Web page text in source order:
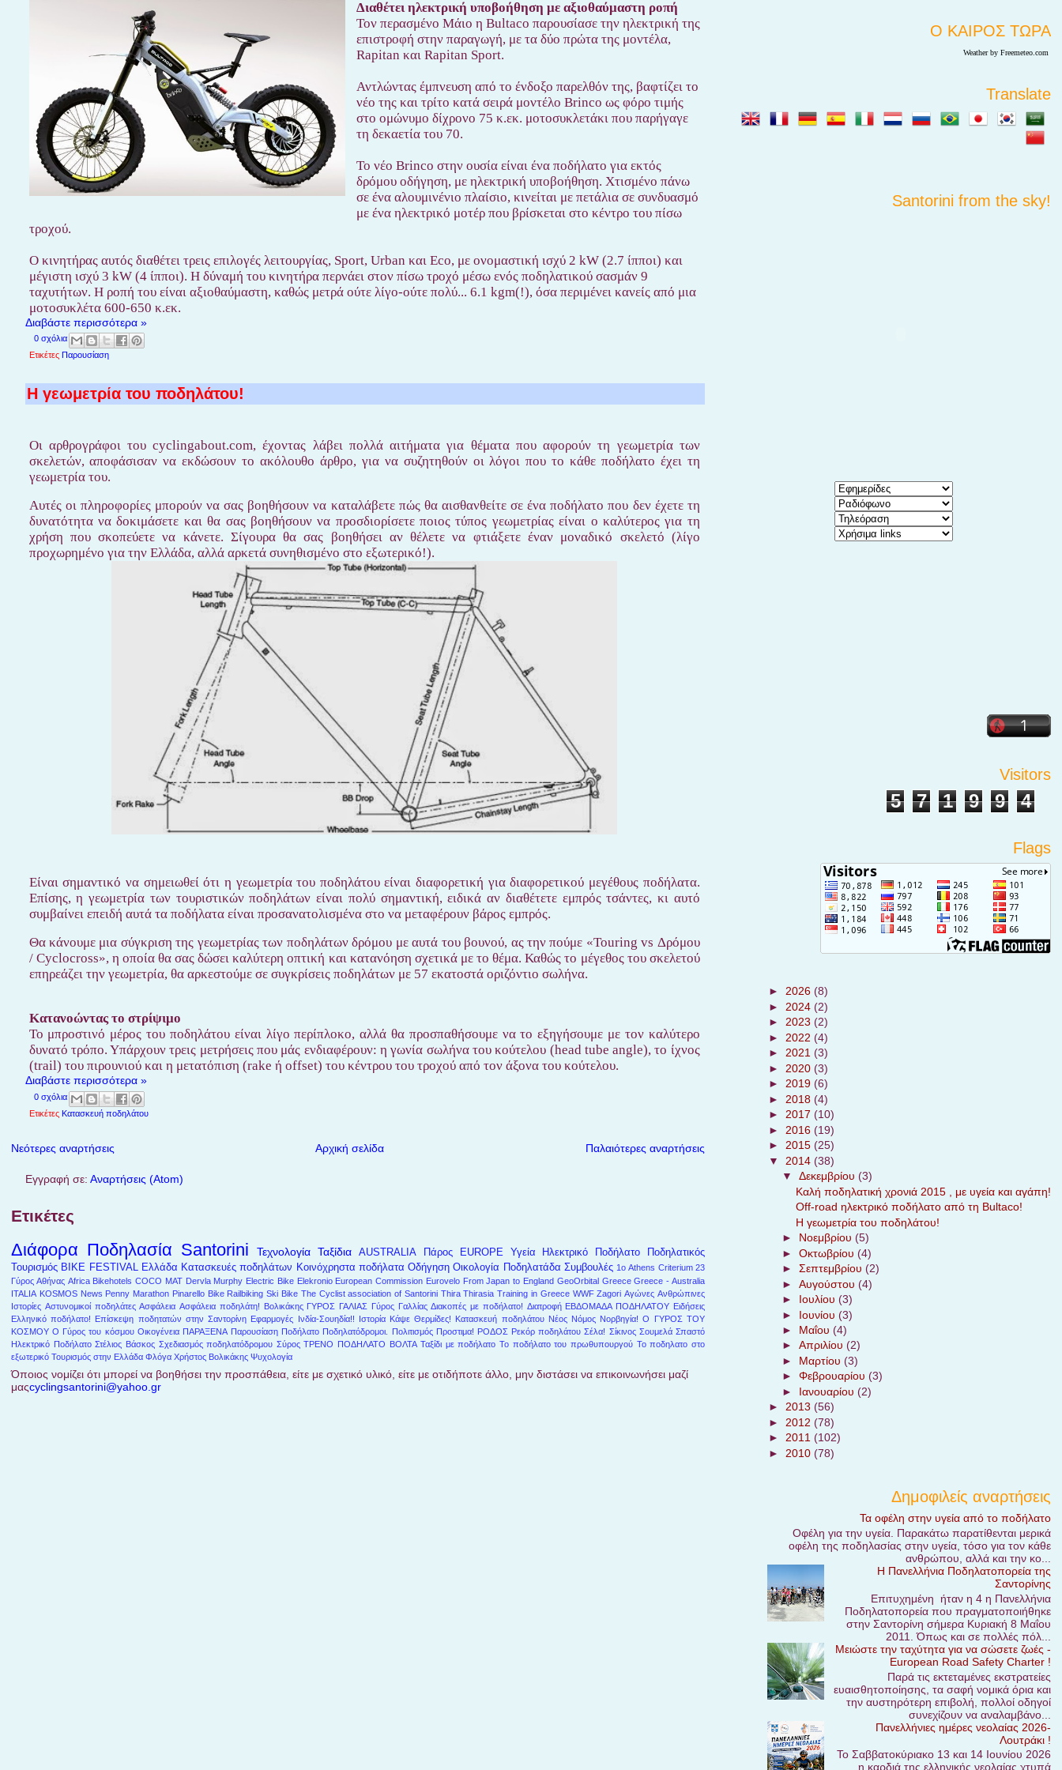
Διαθέτει ηλεκτρική υποβοήθηση με αξιοθαύμαστη ροπή
Τον περασμένο Μάιο η Bultaco παρουσίασε την ηλεκτρική της
επιστροφή στην παραγωγή, με τα δύο πρώτα της μοντέλα,
Rapitan και Rapitan Sport.
Αντλώντας έμπνευση από το ένδοξο παρελθόν της, βαφτίζει το
νέο της και τρίτο κατά σειρά μοντέλο Brinco ως φόρο τιμής
στο ομώνυμο δίχρονο 75 κ.εκ. μοτοσυκλετάκι που παρήγαγε
τη δεκαετία του 70.
Το νέο Brinco στην ουσία είναι ένα ποδήλατο για εκτός
δρόμου οδήγηση, με ηλεκτρική υποβοήθηση. Χτισμένο πάνω
σε ένα αλουμινένιο πλαίσιο, κινείται με πετάλια σε συνδυασμό
με ένα ηλεκτρικό μοτέρ που βρίσκεται στο κέντρο του πίσω
τροχού.
Ο κινητήρας αυτός διαθέτει τρεις επιλογές λειτουργίας, Sport, Urban και Eco, με ονομαστική ισχύ 2 kW (2.7 ίπποι) και
μέγιστη ισχύ 3 kW (4 ίπποι). Η δύναμή του κινητήρα περνάει στον πίσω τροχό μέσω ενός ποδηλατικού σασμάν 9
ταχυτήτων. Η ροπή του είναι αξιοθαύμαστη, καθώς μετρά ούτε λίγο-ούτε πολύ... 6.1 kgm(!), όσα περιμένει κανείς από μια
μοτοσυκλέτα 600-650 κ.εκ.
Διαβάστε περισσότερα »
0 σχόλια
Ετικέτες Παρουσίαση
Η γεωμετρία του ποδηλάτου!
Οι αρθρογράφοι του cyclingabout.com, έχοντας λάβει πολλά αιτήματα για θέματα που αφορούν τη γεωμετρία των
σκελετών, αποφάσισαν να εκδώσουν το ακόλουθο άρθρο, για να συζητηθούν οι λόγοι που το κάθε ποδήλατο έχει τη
γεωμετρία του.
Αυτές οι πληροφορίες μπορούν να σας βοηθήσουν να καταλάβετε πώς θα αισθανθείτε σε ένα ποδήλατο που δεν έχετε τη
δυνατότητα να δοκιμάσετε και θα σας βοηθήσουν να προσδιορίσετε ποιος τύπος γεωμετρίας είναι ο καλύτερος για τη
χρήση που σκοπεύετε να κάνετε. Σίγουρα θα σας βοηθήσει αν θέλετε να φτιάξετε έναν μοναδικό σκελετό (λίγο
προχωρημένο για την Ελλάδα, αλλά αρκετά συνηθισμένο στο εξωτερικό!).
Είναι σημαντικό να σημειωθεί ότι η γεωμετρία του ποδηλάτου είναι διαφορετική για διαφορετικού μεγέθους ποδήλατα.
Επίσης, η γεωμετρία των τουριστικών ποδηλάτων είναι πολύ σημαντική, ειδικά αν διαθέτετε εμπρός τσάντες, κι αυτό
συμβαίνει επειδή αυτά τα ποδήλατα είναι προσανατολισμένα στο να μεταφέρουν βάρος εμπρός.
Θα κάνουμε μια σύγκριση της γεωμετρίας των ποδηλάτων δρόμου με αυτά του βουνού, ας την πούμε «Touring vs Δρόμου
/ Cyclocross», η οποία θα σας δώσει καλύτερη οπτική και κατανόηση σχετικά με το θέμα. Καθώς το μέγεθος του σκελετού
επηρεάζει την γεωμετρία, θα αρκεστούμε σε συγκρίσεις ποδηλάτων με 57 εκατοστά οριζόντιο σωλήνα.
Κατανοώντας το στρίψιμο
Το μπροστινό μέρος του ποδηλάτου είναι λίγο περίπλοκο, αλλά θα προσπαθήσουμε να το εξηγήσουμε με τον καλύτερο
δυνατό τρόπο. Υπάρχουν τρεις μετρήσεις που μάς ενδιαφέρουν: η γωνία σωλήνα του κούτελου (head tube angle), το ίχνος
(trail) του πιρουνιού και η μετατόπιση (rake ή offset) του κέντρου του τροχού από τον άξονα του κούτελου.
Διαβάστε περισσότερα »
0 σχόλια
Ετικέτες Κατασκευή ποδηλάτου
Νεότερες αναρτήσεις Παλαιότερες αναρτήσεις
Αρχική σελίδα
Εγγραφή σε: Αναρτήσεις (Atom)
Ετικέτες
Διάφορα Ποδηλασία Santorini Τεχνολογία Ταξίδια AUSTRALIA Πάρος EUROPE Υγεία Ηλεκτρικό Ποδήλατο
Ποδηλατικός
Τουρισμός BIKE FESTIVAL Ελλάδα Κατασκευές ποδηλάτων Κοινόχρηστα ποδήλατα Οδήγηση Οικολογία Ποδηλατάδα Συμβουλές 1ο Athens Criterium 23
Γύρος Αθήνας Africa Bikehotels COCO MAT Dervla Murphy Electric Bike Elekronio European Commission Eurovelo From Japan to England GeoOrbital Greece Greece - Australia
ITALIA KOSMOS News Penny Marathon Pinarello Bike Railbiking Ski Bike The Cyclist association of Santorini Thira Thirasia Training in Greece WWF Zagori Αγώνες Ανθρώπινες
Ιστορίες Αστυνομικοί ποδηλάτες Ασφάλεια Ασφάλεια ποδηλάτη! Βολικάκης ΓΥΡΟΣ ΓΑΛΙΑΣ Γύρος Γαλλίας Διακοπές με ποδήλατο! Διατροφή ΕΒΔΟΜΑΔΑ ΠΟΔΗΛΑΤΟΥ Ειδήσεις
Ελληνικό ποδήλατο! Επίσκεψη ποδητατών στην Σαντορίνη Εφαρμογές Ινδία-Σουηδία!! Ιστορία Κάψε Θερμίδες! Κατασκευή ποδηλάτου Νέος Νόμος Νορβηγία! Ο ΓΥΡΟΣ ΤΟΥ
ΚΟΣΜΟΥ Ο Γύρος του κόσμου Οικογένεια ΠΑΡΑΞΕΝΑ Παρουσίαση Ποδήλατο Ποδηλατόδρομοι. Πολιτισμός Προστιμα! ΡΟΔΟΣ Ρεκόρ ποδηλάτου Σέλα! Σίκινος Σουμελά Σπαστό
Ηλεκτρικό Ποδήλατο Στέλιος Βάσκος Σχεδιασμός ποδηλατόδρομου Σύρος ΤΡΕΝΟ ΠΟΔΗΛΑΤΟ ΒΟΛΤΑ Ταξίδι με ποδήλατο Το ποδήλατο του πρωθυπουργού Το ποδηλατο στο
εξωτερικό Τουρισμός στην Ελλάδα Φλόγα Χρήστος Βολικάκης Ψυχολογία
Όποιος νομίζει ότι μπορεί να βοηθήσει την προσπάθεια, είτε με σχετικό υλικό, είτε με οτιδήποτε άλλο, μην διστάσει να επικοινωνήσει μαζί
μαςcyclingsantorini@yahoo.gr
Ο ΚΑΙΡΟΣ ΤΩΡΑ
Weather by Freemeteo.com
Translate
Santorini from the sky!
Visitors
5 7 1 9 9 4
Flags
►2026(8)
► 2024(2)
►2023(2)
► 2022(4)
►2021(3)
► 2020(3)
►2019(6)
► 2018(4)
►2017(10)
► 2016(19)
►2015(25)
▼ 2014(38)
▼ Δεκεμβρίου (3)
Καλή ποδηλατική χρονιά 2015 , με υγεία και αγάπη!
Off-road ηλεκτρικό ποδήλατο από τη Bultaco!
Η γεωμετρία του ποδηλάτου!
► Νοεμβρίου (5)
► Οκτωβρίου (4)
► Σεπτεμβρίου (2)
► Αυγούστου (4)
► Ιουλίου (3)
► Ιουνίου (3)
► Μαΐου (4)
► Απριλίου (2)
► Μαρτίου (3)
► Φεβρουαρίου (3)
► Ιανουαρίου (2)
►2013(56)
► 2012(78)
►2011(102)
► 2010(78)
Δημοφιλείς αναρτήσεις
Τα οφέλη στην υγεία από το ποδήλατο
Οφέλη για την υγεία. Παρακάτω παρατίθενται μερικά
οφέλη της ποδηλασίας στην υγεία, τόσο για τον κάθε
ανθρώπου, αλλά και την κο...
Η Πανελλήνια Ποδηλατοπορεία της
Σαντορίνης
Επιτυχημένη ήταν η 4 η Πανελλήνια
Ποδηλατοπορεία που πραγματοποιήθηκε
στην Σαντορίνη σήμερα Κυριακή 8 Μαΐου
2011. Όπως και σε πολλές πόλ...
Μειώστε την ταχύτητα για να σώσετε ζωές -
European Road Safety Charter !
Παρά τις εκτεταμένες εκστρατείες
ευαισθητοποίησης, τα σαφή νομικά όρια και
την αυστηρότερη επιβολή, πολλοί οδηγοί
συνεχίζουν να αναλαμβάνο...
Πανελλήνιες ημέρες νεολαίας 2026-
Λουτράκι !
Το Σαββατοκύριακο 13 και 14 Ιουνίου 2026
, η καρδιά της ελληνικής νεολαίας χτυπά